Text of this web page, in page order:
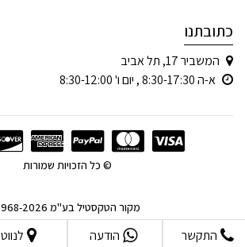
כתובתנו
המשביר 17, תל אביב
א-ה 8:30-17:30 , יום ו' 8:30-12:00
מקור הטקסטיל בע"מ 1968-2026
© כל הזכויות שמורות
התקשר הודעה לנווט